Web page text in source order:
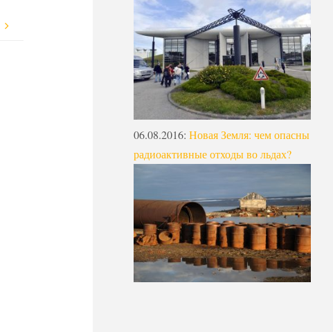
06.08.2016: Новая Земля: чем опасны
радиоактивные отходы во льдах?